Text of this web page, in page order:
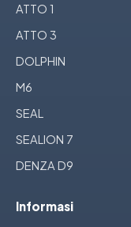
ATTO 1
ATTO 3
DOLPHIN
M6
SEAL
SEALION 7
DENZA D9
Informasi